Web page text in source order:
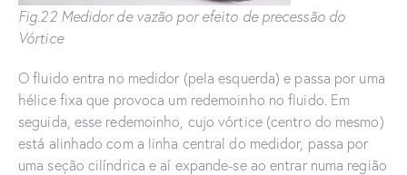
Fig.22 Medidor de vazão por efeito de precessão do
Vórtice
O fluido entra no medidor (pela esquerda) e passa por uma
hélice fixa que provoca um redemoinho no fluido. Em
seguida, esse redemoinho, cujo vórtice (centro do mesmo)
está alinhado com a linha central do medidor, passa por
uma seção cilíndrica e aí expande-se ao entrar numa região